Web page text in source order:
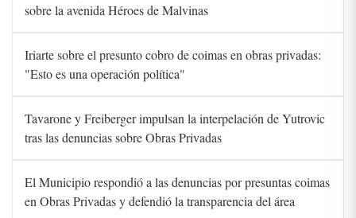
sobre la avenida Héroes de Malvinas
Iriarte sobre el presunto cobro de coimas en obras privadas:
"Esto es una operación política"
Tavarone y Freiberger impulsan la interpelación de Yutrovic
tras las denuncias sobre Obras Privadas
El Municipio respondió a las denuncias por presuntas coimas
en Obras Privadas y defendió la transparencia del área